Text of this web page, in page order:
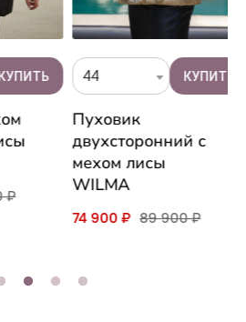
Пуховик
двухсторонний с
мехом лисы
WILMA
74 900 ₽ 89 900 ₽